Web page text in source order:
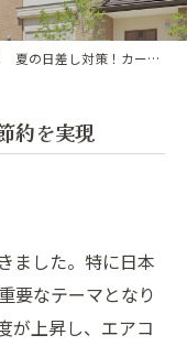
夏の日差し対策！カーテンで節約を実現
約を実現
ました。特に日本
要なテーマとなり
が上昇し、エアコ